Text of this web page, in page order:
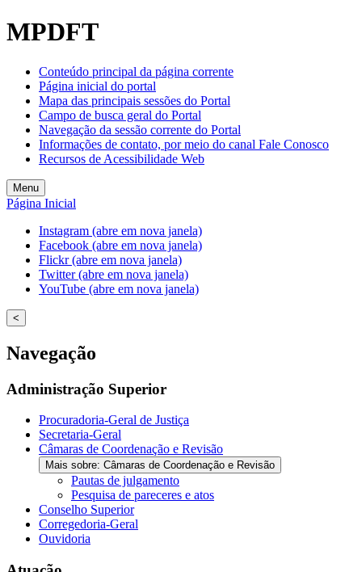
MPDFT
Conteúdo principal da página corrente
Página inicial do portal
Mapa das principais sessões do Portal
Campo de busca geral do Portal
Navegação da sessão corrente do Portal
Informações de contato, por meio do canal Fale Conosco
Recursos de Acessibilidade Web
Menu
Página Inicial
Instagram (abre em nova janela)
Facebook (abre em nova janela)
Flickr (abre em nova janela)
Twitter (abre em nova janela)
YouTube (abre em nova janela)
<
Navegação
Administração Superior
Procuradoria-Geral de Justiça
Secretaria-Geral
Câmaras de Coordenação e Revisão
Mais sobre: Câmaras de Coordenação e Revisão
Pautas de julgamento
Pesquisa de pareceres e atos
Conselho Superior
Corregedoria-Geral
Ouvidoria